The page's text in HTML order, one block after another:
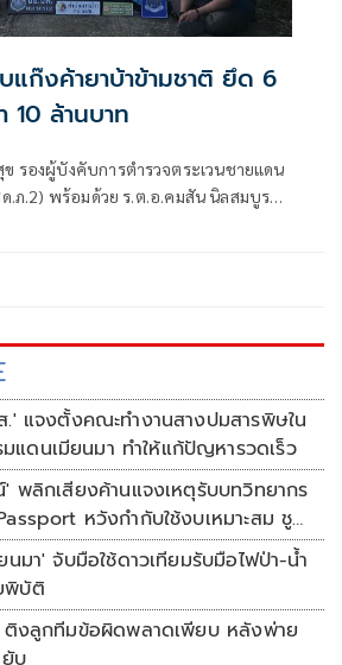
ก๊งค้ายาบ้าข้ามชาติ ยึด 6
10 ล้านบาท
รองผู้บังคับการตำรวจตระเวนชายแดน
.ภ.2) พร้อมด้วย ร.ต.อ.คมสัน นิลสมบูรณ์
แจงตั้งคณะทำงานสางปมสารพิษใน
แดนเมียนมา ทำให้แก้ปัญหารวดเร็ว
' พลิกเสียงค้านแจงเหตุรับบทวิทยากร
หวังกำกับใช้งบเหมาะสม ชู
ไทยได้ใช้ AI ระดับโปร ลดเหลื่อมล้ำ
นโลยี เซฟงบไปกว่า900ล้าน เชื่อหาก
อกชนขาดทุนย่อยยับ
นมา' จับมือใช้ดาวเทียมรับมือไฟป่า-น้ำ
พิบัติ
ติงลูกทีมข้อผิดพลาดเพียบ หลังพ่าย
บ